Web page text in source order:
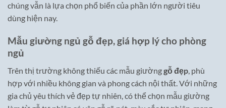
chúng vẫn là lựa chọn phổ biến của phần lớn người tiêu
dùng hiện nay.
Mẫu giường ngủ gỗ đẹp, giá hợp lý cho phòng
ngủ
Trên thị trường không thiếu các mẫu giườnggỗ đẹp, phù
hợp với nhiều không gian và phong cách nội thất. Với những
gia chủ yêu thích vẻ đẹp tự nhiên, có thể chọn mẫu giường